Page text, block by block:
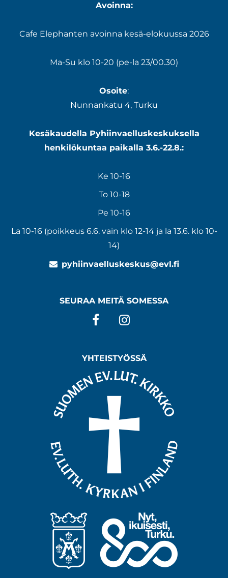
Avoinna:
Cafe Elephanten avoinna kesä-elokuussa 2026
Ma-Su klo 10-20 (pe-la 23/00.30)
Osoite:
Nunnankatu 4, Turku
Kesäkaudella Pyhiinvaelluskeskuksella
henkilökuntaa paikalla 3.6.-22.8.:
Ke 10-16
To 10-18
Pe 10-16
La 10-16 (poikkeus 6.6. vain klo 12-14 ja la 13.6. klo 10-
14)
pyhiinvaelluskeskus@evl.fi
SEURAA MEITÄ SOMESSA
Facebook
YHTEISTYÖSSÄ